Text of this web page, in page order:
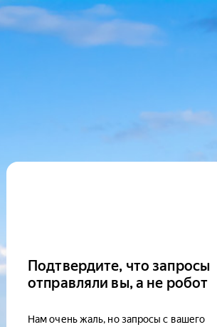
Подтвердите, что запросы
отправляли вы, а не робот
Нам очень жаль, но запросы с вашего